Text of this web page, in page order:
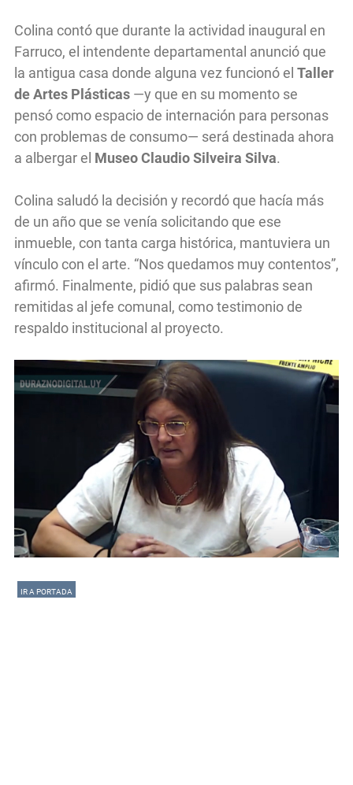
Colina contó que durante la actividad inaugural en
Farruco, el intendente departamental anunció que
la antigua casa donde alguna vez funcionó el Taller
de Artes Plásticas —y que en su momento se
pensó como espacio de internación para personas
con problemas de consumo— será destinada ahora
a albergar el Museo Claudio Silveira Silva.
Colina saludó la decisión y recordó que hacía más
de un año que se venía solicitando que ese
inmueble, con tanta carga histórica, mantuviera un
vínculo con el arte. “Nos quedamos muy contentos”,
afirmó. Finalmente, pidió que sus palabras sean
remitidas al jefe comunal, como testimonio de
respaldo institucional al proyecto.
IR A PORTADA